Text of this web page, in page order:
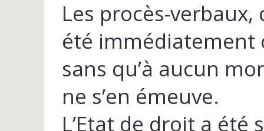
Les procès-
été immédiatement
sans qu’à aucun
ne s’en émeuve.
L’Etat de droit a